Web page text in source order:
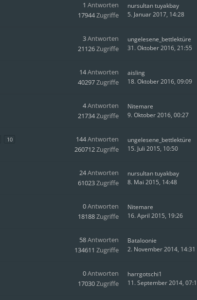
1 Antworten
17944Zugriffe
nursultan tuyakbay
5. Januar 2017, 14:28
3Antworten
21126Zugriffe
ungelesene_bettlektüre
31. Oktober 2016, 21:55
14Antworten
40297Zugriffe
aisling
18. Oktober 2016, 09:09
4Antworten
21734Zugriffe
Nitemare
9. Oktober 2016, 00:27
10 144Antworten
260712Zugriffe
ungelesene_bettlektüre
15. Juli 2015, 10:50
24Antworten
61023Zugriffe
nursultan tuyakbay
8. Mai 2015, 14:48
0Antworten
18188Zugriffe
Nitemare
16. April 2015, 19:26
58Antworten
134611 Zugriffe
Bataloonie
2. November 2014, 14:31
0Antworten
17030Zugriffe
harrgotschi1
11. September 2014,